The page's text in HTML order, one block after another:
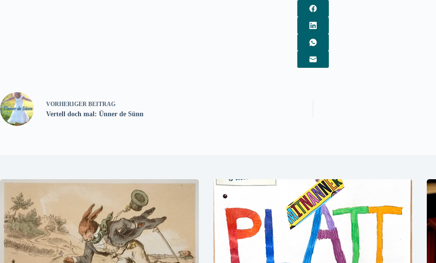
VORHERIGER BEITRAG
Vertell doch mal: Ünner de Sünn